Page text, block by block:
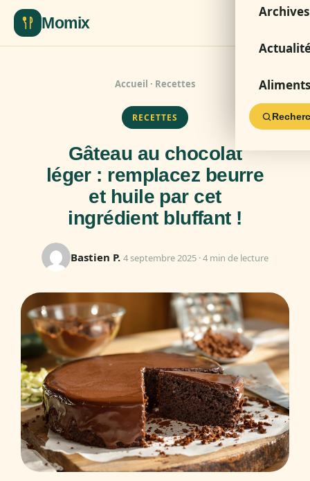
Momix
Archives
Aliments
Accueil · Recettes
RECETTES
Gâteau au chocolat
léger : remplacez beurre
et huile par cet
ingrédient bluffant !
Bastien P. 4 septembre 2025 · 4 min de lecture